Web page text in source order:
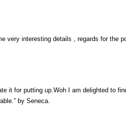
very interesting details , regards for the
it for putting up.Woh I am delighted to
by Seneca.